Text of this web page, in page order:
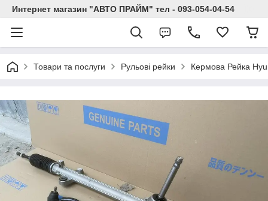
Интернет магазин "АВТО ПРАЙМ" тел - 093-054-04-54
Товари та послуги Рульові рейки Кермова Рейка